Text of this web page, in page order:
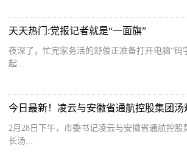
天天热门:党报记者就是“一面旗”
夜深了，忙完家务活的舒俊正准备打开电脑“码
起...
今日最新！凌云与安徽省通航控股集团汤
2月28日下午，市委书记凌云与安徽省通航控股
长汤...